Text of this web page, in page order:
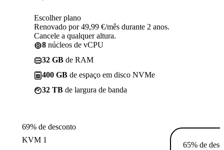
Escolher plano
Renovado por 49,99 €/mês durante 2 anos.
Cancele a qualquer altura.
8 núcleos de vCPU
32 GB de RAM
400 GB de espaço em disco NVMe
32 TB de largura de banda
69% de desconto
KVM 1
65% de